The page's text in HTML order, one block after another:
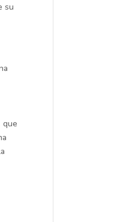
su
que